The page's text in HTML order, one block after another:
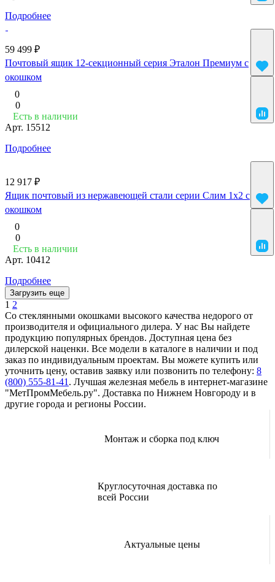
Подробнее
59 499 ₽
Почтовый ящик 12-секционный серия Эталон Премиум с
окошком
0
0
Есть в наличии
Арт. 15512
Подробнее
12 917 ₽
Ящик почтовый из нержавеющей стали серии Слим 1x2 с
окошком
0
0
Есть в наличии
Арт. 10412
Подробнее
Загрузить еще
1 2
Со стеклянными окошками высокого качества недорого от
производителя и официального дилера. У нас Вы найдете
продукцию популярных брендов. Доступная цена без
дилерской наценки. Все модели в каталоге в наличии и под
заказ по индивидуальным проектам. Вы можете купить или
уточнить цену, оставив заявку или позвонить по телефону: 8
(800) 555-81-41 . Лучшая железная мебель в интернет-магазине
"МетПромМебель.ру". Доставка по Нижнем Новгороду и в
другие города и регионы России.
Монтаж и сборка под ключ
Круглосуточная доставка по
всей России
Актуальные цены